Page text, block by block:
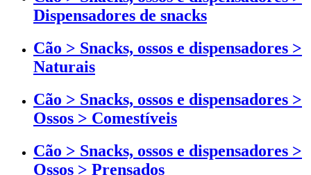
Dispensadores de snacks
Cão > Snacks, ossos e dispensadores >
Naturais
Cão > Snacks, ossos e dispensadores >
Ossos > Comestíveis
Cão > Snacks, ossos e dispensadores >
Ossos > Prensados